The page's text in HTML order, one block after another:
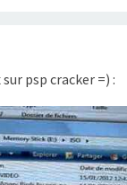
psp cracker =) :